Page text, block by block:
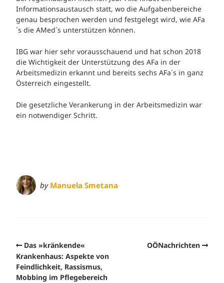
Informationsaustausch statt, wo die Aufgabenbereiche
genau besprochen werden und festgelegt wird, wie AFa
´s die AMed´s unterstützen können.
IBG war hier sehr vorausschauend und hat schon 2018
die Wichtigkeit der Unterstützung des AFa in der
Arbeitsmedizin erkannt und bereits sechs AFa´s in ganz
Österreich eingestellt.
Die gesetzliche Verankerung in der Arbeitsmedizin war
ein notwendiger Schritt.
by Manuela Smetana
Das »kränkende«
Krankenhaus: Aspekte von
Feindlichkeit, Rassismus,
Mobbing im Pflegebereich
OÖNachrichten